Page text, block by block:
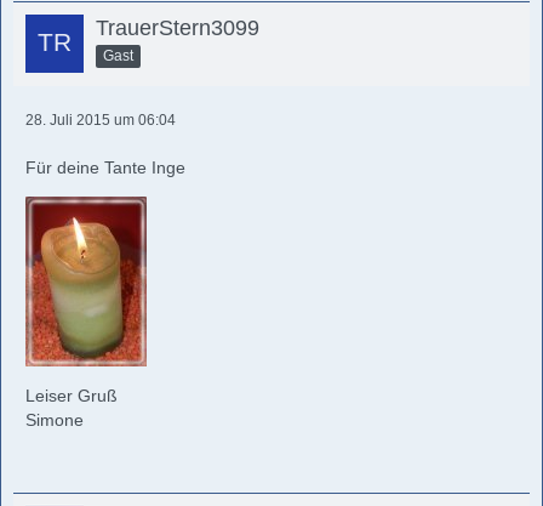
TrauerStern3099
Gast
28. Juli 2015 um 06:04
Für deine Tante Inge
Leiser Gruß
Simone